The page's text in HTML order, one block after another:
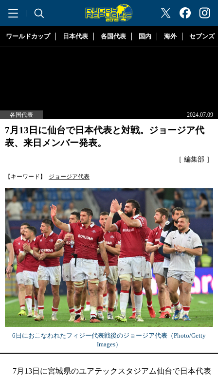
"ラグビーリパブリック"
ワールドカップ 日本代表 各国代表 国内 海外 セブンズ
各国代表 2024.07.09
7月13日に仙台で日本代表と対戦。ジョージア代
表、来日メンバー発表。
［ 編集部 ］
【キーワード】 ジョージア代表
6日におこなわれたフィジー代表戦後のジョージア代表（Photo/Getty
Images）
7月13日に宮城県のユアテックスタジアム仙台で日本代表